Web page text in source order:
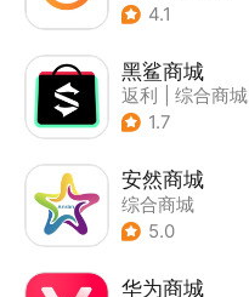
4.1
黑鲨商城
返利
综合商城
1.7
安然商城
综合商城
5.0
华为商城